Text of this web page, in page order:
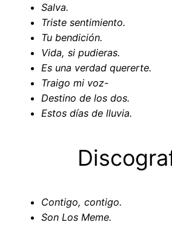
Salva.
Triste sentimiento.
Tu bendición.
Vida, si pudieras.
Es una verdad quererte.
Traigo mi voz-
Destino de los dos.
Estos días de lluvia.
Contigo, contigo.
Son Los Meme.